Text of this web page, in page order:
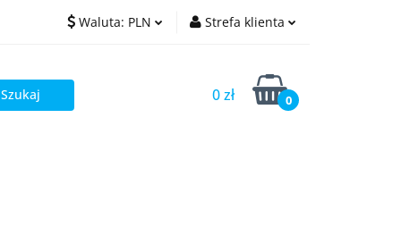
Waluta: PLN Strefa klienta
Zaloguj się
Zarejestruj się
0 zł 0